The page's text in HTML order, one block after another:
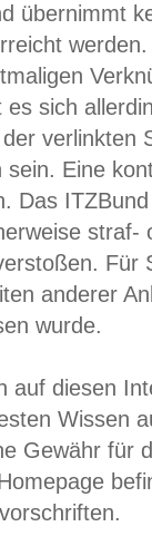
übernimmt
es sich
verlinkten
sein. Eine
Das
straf-
Für
anderer
wurde.
auf diesen
Wissen
Gewähr für